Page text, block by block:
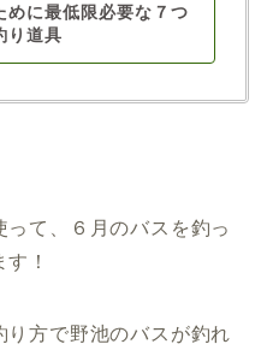
めに最低限必要な７つ
り道具
て、６月のバスを釣っ
！
り方で野池のバスが釣れ